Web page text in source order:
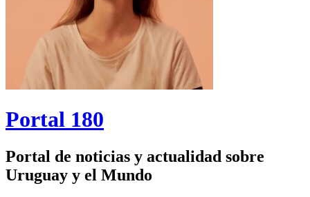
Portal 180
Portal de noticias y actualidad sobre
Uruguay y el Mundo